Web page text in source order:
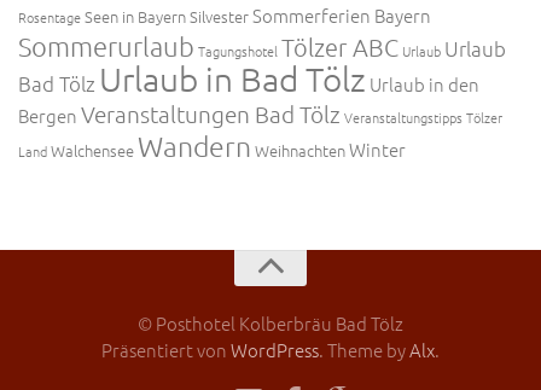
RosentageSeen in BayernSilvesterSommerferien Bayern
Sommerurlaub Tagungshotel Tölzer ABC Urlaub Urlaub
Bad Tölz Urlaub in Bad Tölz Urlaub in den
BergenVeranstaltungen Bad Tölz Veranstaltungstipps Tölzer
LandWalchensee Wandern WeihnachtenWinter
© Posthotel Kolberbräu Bad Tölz
Präsentiert vonWordPress. Theme byAlx.